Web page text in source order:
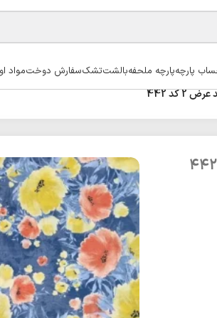
پارچهپارچه ملحفهبالشتتشکسفارش دوختمواد